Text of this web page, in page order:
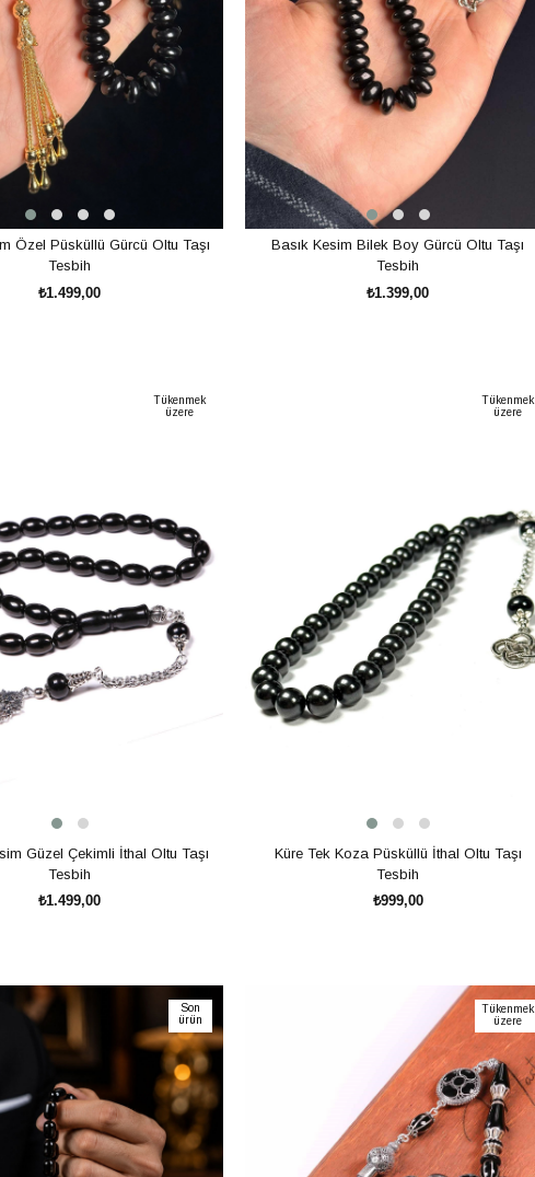
Özel Püsküllü Gürcü Oltu Taşı
Tesbih
₺1.499,00
Basık Kesim Bilek Boy Gürcü Oltu Taşı
Tesbih
₺1.399,00
Tükenmek
üzere
Güzel Çekimli İthal Oltu Taşı
Tesbih
₺1.499,00
Tükenmek
üzere
Küre Tek Koza Püsküllü İthal Oltu Taşı
Tesbih
₺999,00
Son
ürün
Tükenmek
üzere